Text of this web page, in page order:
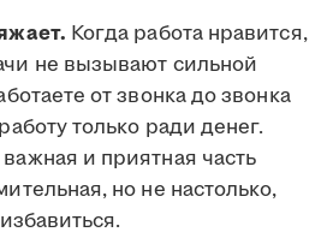
Когда работа нравится,
не вызывают сильной
от звонка до звонка
только ради денег.
и приятная часть
но не настолько,